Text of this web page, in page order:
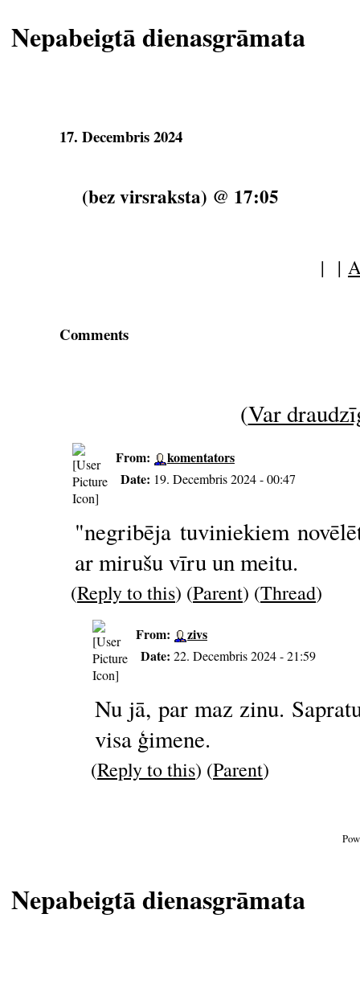
Nepabeigtā dienasgrāmata
17. Decembris 2024
(bez virsraksta) @ 17:05
| |
Comments
(Var
From:
komentators
Date: 19. Decembris 2024 - 00:47
"negribēja tuviniekiem
ar mirušu vīru un meitu.
(Reply to this) (Parent) (Thread)
From:
zivs
Date: 22. Decembris 2024 - 21:59
Nu jā, par maz zinu.
visa ģimene.
(Reply to this) (Parent)
Nepabeigtā dienasgrāmata